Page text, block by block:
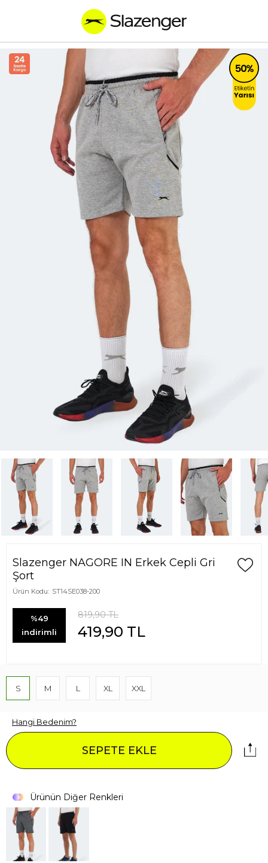
Slazenger NAGORE IN Erkek Cepli Gri
Şort
Ürün Kodu: ST14SE038-200
%49
indirimli
819,90TL
419,90 TL
S M L XL XXL
Hangi Bedenim?
SEPETE EKLE
Ürünün Diğer Renkleri